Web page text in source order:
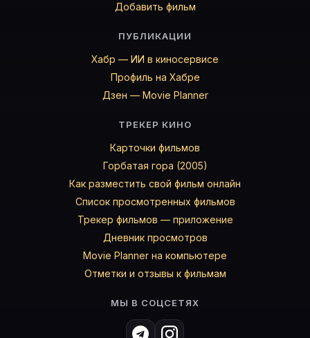
Добавить фильм
ПУБЛИКАЦИИ
Хабр — ИИ в киносервисе
Профиль на Хабре
Дзен — Movie Planner
ТРЕКЕР КИНО
Карточки фильмов
Горбатая гора (2005)
Как разместить свой фильм онлайн
Список просмотренных фильмов
Трекер фильмов — приложение
Дневник просмотров
Movie Planner на компьютере
Отметки и отзывы к фильмам
МЫ В СОЦСЕТЯХ